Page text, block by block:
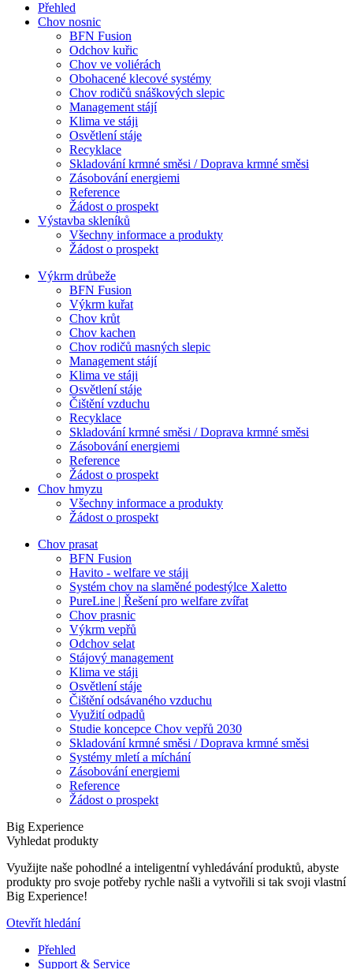
Přehled
Chov nosnic
BFN Fusion
Odchov kuřic
Chov ve voliérách
Obohacené klecové systémy
Chov rodičů snáškových slepic
Management stájí
Klima ve stáji
Osvětlení stáje
Recyklace
Skladování krmné směsi / Doprava krmné směsi
Zásobování energiemi
Reference
Žádost o prospekt
Výstavba skleníků
Všechny informace a produkty
Žádost o prospekt
Výkrm drůbeže
BFN Fusion
Výkrm kuřat
Chov krůt
Chov kachen
Chov rodičů masných slepic
Management stájí
Klima ve stáji
Osvětlení stáje
Čištění vzduchu
Recyklace
Skladování krmné směsi / Doprava krmné směsi
Zásobování energiemi
Reference
Žádost o prospekt
Chov hmyzu
Všechny informace a produkty
Žádost o prospekt
Chov prasat
BFN Fusion
Havito - welfare ve stáji
Systém chov na slaměné podestýlce Xaletto
PureLine | Řešení pro welfare zvířat
Chov prasnic
Výkrm vepřů
Odchov selat
Stájový management
Klima ve stáji
Osvětlení stáje
Čištění odsávaného vzduchu
Využití odpadů
Studie koncepce Chov vepřů 2030
Skladování krmné směsi / Doprava krmné směsi
Systémy mletí a míchání
Zásobování energiemi
Reference
Žádost o prospekt
Big Experience
Vyhledat produkty
Využijte naše pohodlné a inteligentní vyhledávání produktů, abyste
produkty pro svoje potřeby rychle našli a vytvořili si tak svoji vlastní
Big Experience!
Otevřít hledání
Přehled
Support & Service